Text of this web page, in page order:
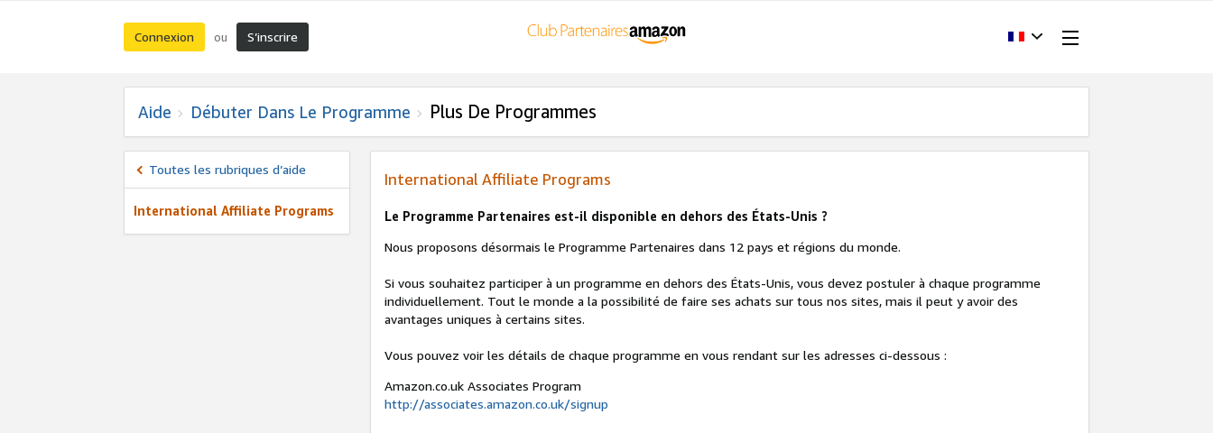
Connexion ou S’inscrire
Aide Débuter Dans Le Programme Plus De Programmes
Toutes les rubriques d’aide
International Affiliate Programs
International Affiliate Programs
Le Programme Partenaires est-il disponible en dehors des États-Unis ?
Nous proposons désormais le Programme Partenaires dans 12 pays et régions du monde.
Si vous souhaitez participer à un programme en dehors des États-Unis, vous devez postuler à chaque programme
individuellement. Tout le monde a la possibilité de faire ses achats sur tous nos sites, mais il peut y avoir des
avantages uniques à certains sites.
Vous pouvez voir les détails de chaque programme en vous rendant sur les adresses ci-dessous :
Amazon.co.uk Associates Program
http://associates.amazon.co.uk/signup